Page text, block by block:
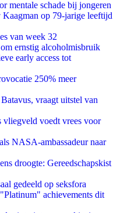
mentale schade bij jongeren
op 79-jarige leeftijd
van week 32
ernstig alcoholmisbruik
early access tot
250% meer
vraagt uitstel van
voedt vrees voor
NASA-ambassadeur naar
droogte: Gereedschapskist
gedeeld op seksfora
achievements dit